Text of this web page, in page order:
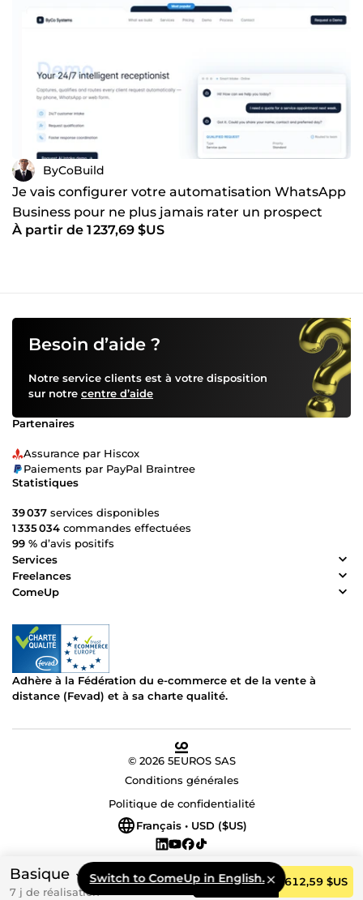
Basique
7 j de réalisation
Commander 612,59 $US
ByCoBuild
Je vais configurer votre automatisation WhatsApp
Business pour ne plus jamais rater un prospect
À partir de 1 237,69 $US
Switch to ComeUp in English.
Besoin d’aide ?
Notre service clients est à votre disposition
sur notre centre d’aide
Partenaires
Assurance par Hiscox
Paiements par PayPal Braintree
Statistiques
39 037 services disponibles
1 335 034 commandes effectuées
99 % d’avis positifs
Services
Freelances
ComeUp
Adhère à la Fédération du e-commerce et de la vente à
distance (Fevad) et à sa charte qualité.
© 2026 5EUROS SAS
Conditions générales
Politique de confidentialité
Français • USD ($US)